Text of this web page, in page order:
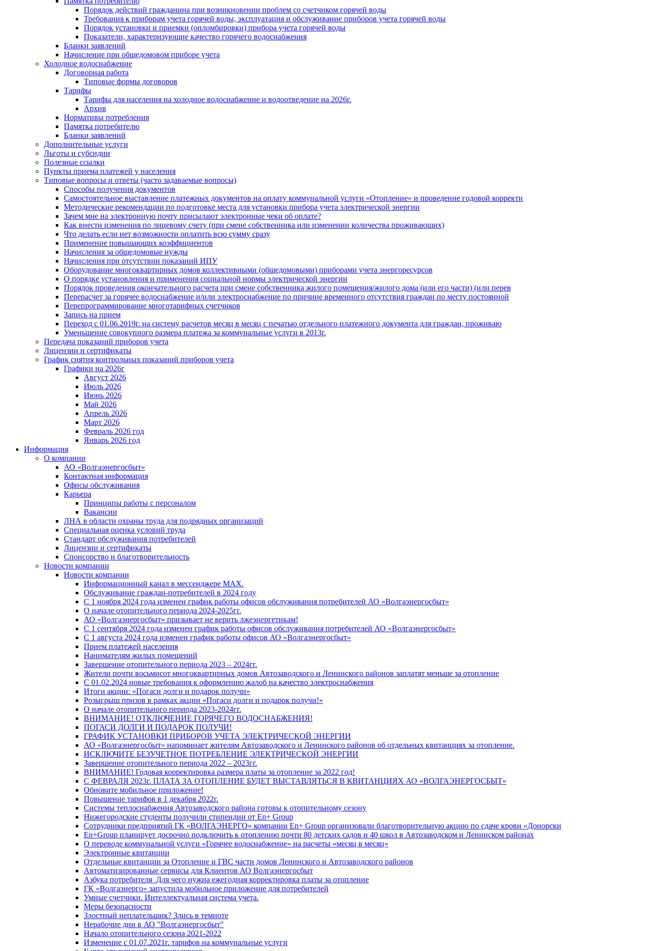
Порядок действий гражданина при возникновении проблем со счетчиком горячей воды
Требования к приборам учета горячей воды, эксплуатация и обслуживание приборов учета горячей воды
Порядок установки и приемки (опломбировки) прибора учета горячей воды
Показатели, характеризующие качество горячего водоснабжения
Бланки заявлений
Начисление при общедомовом приборе учета
Холодное водоснабжение
Договорная работа
Типовые формы договоров
Тарифы
Тарифы для населения на холодное водоснабжение и водоотведение на 2026г.
Архив
Нормативы потребления
Памятка потребителю
Бланки заявлений
Дополнительные услуги
Льготы и субсидии
Полезные ссылки
Пункты приема платежей у населения
Типовые вопросы и ответы (часто задаваемые вопросы)
Способы получения документов
Самостоятельное выставление платежных документов на оплату коммунальной услуги «Отопление» и проведение годовой корректи
Методические рекомендации по подготовке места для установки прибора учета электрической энергии
Зачем мне на электронную почту присылают электронные чеки об оплате?
Как внести изменения по лицевому счету (при смене собственника или изменении количества проживающих)
Что делать если нет возможности оплатить всю сумму сразу
Применение повышающих коэффициентов
Начисления за общедомовые нужды
Начисления при отсутствии показаний ИПУ
Оборудование многоквартирных домов коллективными (общедомовыми) приборами учета энергоресурсов
О порядке установления и применения социальной нормы электрической энергии
Порядок проведения окончательного расчета при смене собственника жилого помещения/жилого дома (или его части) (или перев
Перерасчет за горячее водоснабжение и/или электроснабжение по причине временного отсутствия граждан по месту постоянной
Перепрограммирование многотарифных счетчиков
Запись на прием
Переход с 01.06.2019г. на систему расчетов месяц в месяц с печатью отдельного платежного документа для граждан, проживаю
Уменьшение совокупного размера платежа за коммунальные услуги в 2013г.
Передача показаний приборов учета
Лицензии и сертификаты
График снятия контрольных показаний приборов учета
Графики на 2026г
Август 2026
Июль 2026
Июнь 2026
Май 2026
Апрель 2026
Март 2026
Февраль 2026 год
Январь 2026 год
Информация
О компании
АО «Волгаэнергосбыт»
Контактная информация
Офисы обслуживания
Карьера
Принципы работы с персоналом
Вакансии
ЛНА в области охраны труда для подрядных организаций
Специальная оценка условий труда
Стандарт обслуживания потребителей
Лицензии и сертификаты
Спонсорство и благотворительность
Новости компании
Новости компании
Информационный канал в мессенджере MAX.
Обслуживание граждан-потребителей в 2024 году
С 1 ноября 2024 года изменен график работы офисов обслуживания потребителей АО «Волгаэнергосбыт»
О начале отопительного периода 2024-2025гг.
АО «Волгаэнергосбыт» призывает не верить лжеэнергетикам!
С 1 сентября 2024 года изменен график работы офисов обслуживания потребителей АО «Волгаэнергосбыт»
С 1 августа 2024 года изменен график работы офисов АО «Волгаэнергосбыт»
Прием платежей населения
Нанимателям жилых помещений
Завершение отопительного периода 2023 – 2024гг.
Жители почти восьмисот многоквартирных домов Автозаводского и Ленинского районов заплатят меньше за отопление
С 01.02.2024 новые требования к оформлению жалоб на качество электроснабжения
Итоги акции: «Погаси долги и подарок получи»
Розыгрыш призов в рамках акции «Погаси долги и подарок получи!»
О начале отопительного периода 2023-2024гг.
ВНИМАНИЕ! ОТКЛЮЧЕНИЕ ГОРЯЧЕГО ВОДОСНАБЖЕНИЯ!
ПОГАСИ ДОЛГИ И ПОДАРОК ПОЛУЧИ!
ГРАФИК УСТАНОВКИ ПРИБОРОВ УЧЕТА ЭЛЕКТРИЧЕСКОЙ ЭНЕРГИИ
АО «Волгаэнергосбыт» напоминает жителям Автозаводского и Ленинского районов об отдельных квитанциях за отопление.
ИСКЛЮЧИТЕ БЕЗУЧЕТНОЕ ПОТРЕБЛЕНИЕ ЭЛЕКТРИЧЕСКОЙ ЭНЕРГИИ
Завершение отопительного периода 2022 – 2023гг.
ВНИМАНИЕ! Годовая корректировка размера платы за отопление за 2022 год!
С ФЕВРАЛЯ 2023г. ПЛАТА ЗА ОТОПЛЕНИЕ БУДЕТ ВЫСТАВЛЯТЬСЯ В КВИТАНЦИЯХ АО «ВОЛГАЭНЕРГОСБЫТ»
Обновите мобильное приложение!
Повышение тарифов в 1 декабря 2022г.
Системы теплоснабжения Автозаводского района готовы к отопительному сезону
Нижегородские студенты получили стипендии от En+ Group
Сотрудники предприятий ГК «ВОЛГАЭНЕРГО» компании En+ Group организовали благотворительную акцию по сдаче крови «Донорски
En+Group планирует досрочно подключить к отоплению почти 80 детских садов и 40 школ в Автозаводском и Ленинском районах
О переводе коммунальной услуги «Горячее водоснабжение» на расчеты «месяц в месяц»
Электронные квитанции
Отдельные квитанции за Отопление и ГВС части домов Ленинского и Автозаводского районов
Автоматизированные сервисы для Клиентов АО Волгаэнергосбыт
Азбука потребителя_Для чего нужна ежегодная корректировка платы за отопление
ГК «Волгаэнерго» запустила мобильное приложение для потребителей
Умные счетчики. Интеллектуальная система учета.
Меры безопасности
Злостный неплательщик? Злись в темноте
Нерабочие дни в АО "Волгаэнергосбыт"
Начало отопительного сезона 2021-2022
Изменение с 01.07.2021г. тарифов на коммунальные услуги